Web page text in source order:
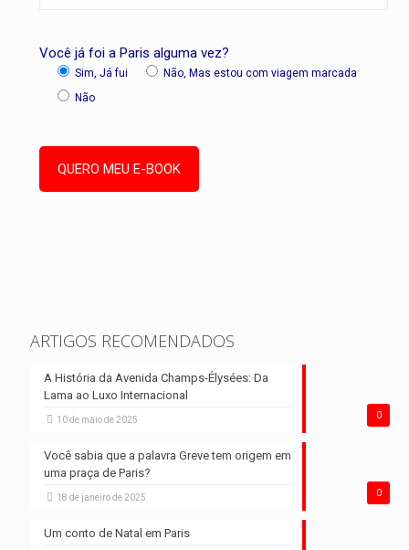
Você já foi a Paris alguma vez?
Sim, Já fui
Não, Mas estou com viagem marcada
Não
ARTIGOS RECOMENDADOS
0
A História da Avenida Champs-Élysées: Da
Lama ao Luxo Internacional
10 de maio de 2025
0
Você sabia que a palavra Greve tem origem em
uma praça de Paris?
18 de janeiro de 2025
Um conto de Natal em Paris